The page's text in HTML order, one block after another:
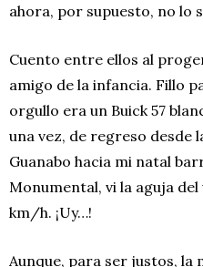
ahora, por supuesto, no lo
Cuento entre ellos al
amigo de la infancia. Fillo
orgullo era un Buick 57
una vez, de regreso desde
Guanabo hacia mi natal
Monumental, vi la aguja
km/h. ¡Uy…!
Aunque, para ser justos, la